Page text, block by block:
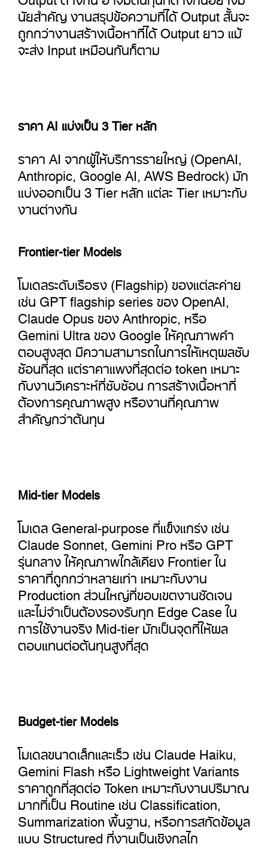
นัยสำคัญ งานสรุปข้อความที่ได้ Output สั้นจะ
ถูกกว่างานสร้างเนื้อหาที่ได้ Output ยาว แม้
จะส่ง Input เหมือนกันก็ตาม
ราคา AI แบ่งเป็น 3 Tier หลัก
ราคา AI จากผู้ให้บริการรายใหญ่ (OpenAI,
Anthropic, Google AI, AWS Bedrock) มัก
แบ่งออกเป็น 3 Tier หลัก แต่ละ Tier เหมาะกับ
งานต่างกัน
Frontier-tier Models
โมเดลระดับเรือธง (Flagship) ของแต่ละค่าย
เช่น GPT flagship series ของ OpenAI,
Claude Opus ของ Anthropic, หรือ
Gemini Ultra ของ Google ให้คุณภาพคำ
ตอบสูงสุด มีความสามารถในการให้เหตุผลซับ
ซ้อนที่สุด แต่ราคาแพงที่สุดต่อ token เหมาะ
กับงานวิเคราะห์ที่ซับซ้อน การสร้างเนื้อหาที่
ต้องการคุณภาพสูง หรืองานที่คุณภาพ
สำคัญกว่าต้นทุน
Mid-tier Models
โมเดล General-purpose ที่แข็งแกร่ง เช่น
Claude Sonnet, Gemini Pro หรือ GPT
รุ่นกลาง ให้คุณภาพใกล้เคียง Frontier ใน
ราคาที่ถูกกว่าหลายเท่า เหมาะกับงาน
Production ส่วนใหญ่ที่ขอบเขตงานชัดเจน
และไม่จำเป็นต้องรองรับทุก Edge Case ใน
การใช้งานจริง Mid-tier มักเป็นจุดที่ให้ผล
ตอบแทนต่อต้นทุนสูงที่สุด
Budget-tier Models
โมเดลขนาดเล็กและเร็ว เช่น Claude Haiku,
Gemini Flash หรือ Lightweight Variants
ราคาถูกที่สุดต่อ Token เหมาะกับงานปริมาณ
มากที่เป็น Routine เช่น Classification,
Summarization พื้นฐาน, หรือการสกัดข้อมูล
แบบ Structured ที่งานเป็นเชิงกลไก